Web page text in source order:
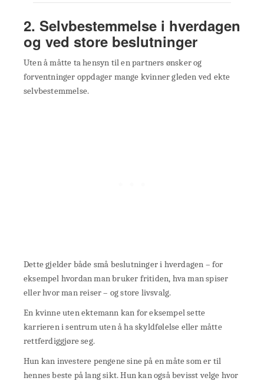
2. Selvbestemmelse i hverdagen
og ved store beslutninger
Uten å måtte ta hensyn til en partners ønsker og
forventninger oppdager mange kvinner gleden ved ekte
selvbestemmelse.
Dette gjelder både små beslutninger i hverdagen – for
eksempel hvordan man bruker fritiden, hva man spiser
eller hvor man reiser – og store livsvalg.
En kvinne uten ektemann kan for eksempel sette
karrieren i sentrum uten å ha skyldfølelse eller måtte
rettferdiggjøre seg.
Hun kan investere pengene sine på en måte som er til
hennes beste på lang sikt. Hun kan også bevisst velge hvor